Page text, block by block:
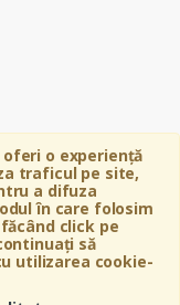
o experiență
traficul pe site,
a difuza
în care folosim
click pe
să
utilizarea cookie-
6, Bucuresti